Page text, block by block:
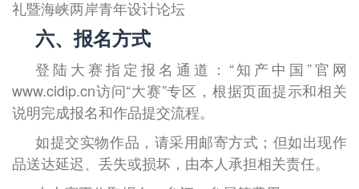
礼暨海峡两岸青年设计论坛
六、报名方式
登陆大赛指定报名通道：“知产中国”官网
www.cidip.cn访问“大赛”专区，根据页面提示和相关
说明完成报名和作品提交流程。
如提交实物作品，请采用邮寄方式；但如出现作
品送达延迟、丢失或损坏，由本人承担相关责任。